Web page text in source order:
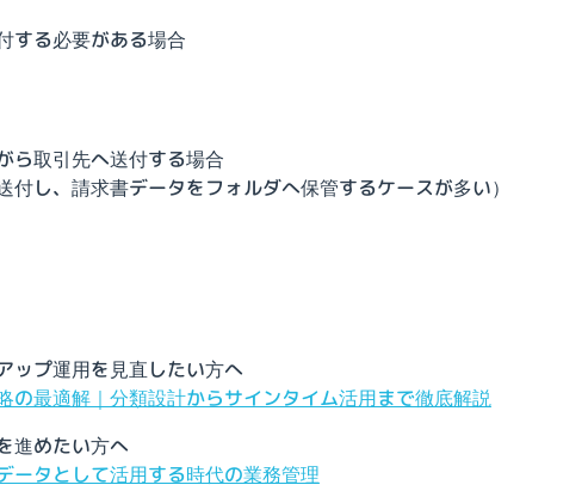
する必要がある場合
ら取引先へ送付する場合
付し、請求書データをフォルダへ保管するケースが多い）
ップ運用を見直したい方へ
の最適解｜分類設計からサインタイム活用まで徹底解説
進めたい方へ
ータとして活用する時代の業務管理